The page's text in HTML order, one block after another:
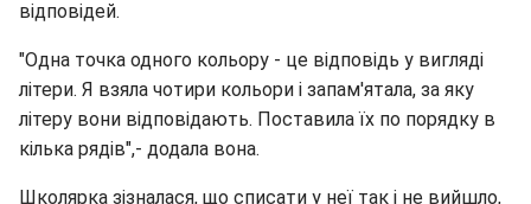
відповідей.
"Одна точка одного кольору - це відповідь у вигляді
літери. Я взяла чотири кольори і запам'ятала, за яку
літеру вони відповідають. Поставила їх по порядку в
кілька рядів",- додала вона.
Школярка зізналася, що списати у неї так і не вийшло,